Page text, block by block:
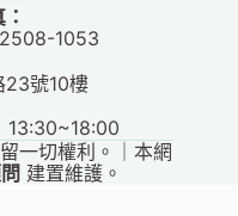
1053
23號10樓
13:30~18:00
一切權利。｜本網
建置維護。